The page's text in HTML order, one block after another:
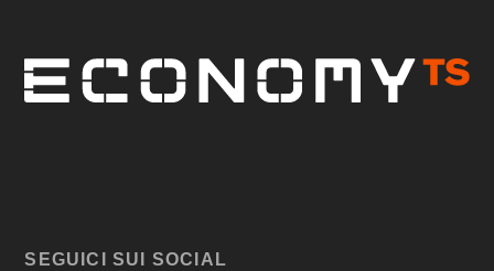
SEGUICI SUI SOCIAL